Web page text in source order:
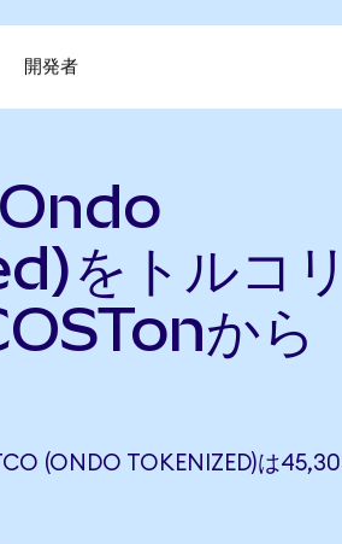
開発者
をトルコ
から
(ONDO TOKENIZED)は